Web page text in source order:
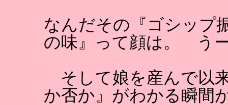
なんだその『ゴシップ
の味』って顔は。 う
そして娘を産んで以
か否か』がわかる瞬間